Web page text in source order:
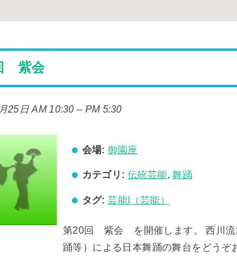
紫会
25日 AM 10:30 – PM 5:30
会場: 御園座
カテゴリ: 伝統芸能,舞踊
タグ: 芸能I（芸能）
第20回 紫会 を開催します。 西川流
踊等）による日本舞踊の舞台をどう